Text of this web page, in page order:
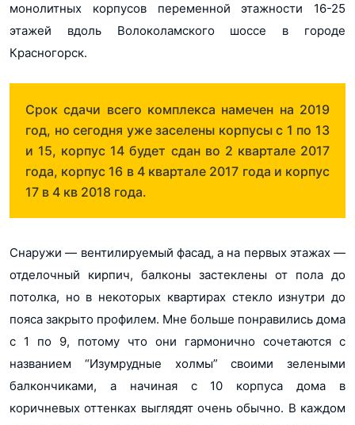
монолитных корпусов переменной этажности 16-25
этажей вдоль Волоколамского шоссе в городе
Красногорск.
Срок сдачи всего комплекса намечен на 2019
год, но сегодня уже заселены корпусы с 1 по 13
и 15, корпус 14 будет сдан во 2 квартале 2017
года, корпус 16 в 4 квартале 2017 года и корпус
17 в 4 кв 2018 года.
Снаружи — вентилируемый фасад, а на первых этажах —
отделочный кирпич, балконы застеклены от пола до
потолка, но в некоторых квартирах стекло изнутри до
пояса закрыто профилем. Мне больше понравились дома
с 1 по 9, потому что они гармонично сочетаются с
названием “Изумрудные холмы” своими зелеными
балкончиками, а начиная с 10 корпуса дома в
коричневых оттенках выглядят очень обычно. В каждом